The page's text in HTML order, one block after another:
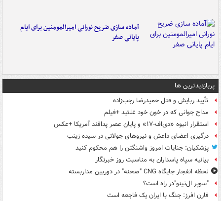
آماده سازی ضریح نورانی امیرالمومنین برای ایام
پایانی صفر
پربازدیدترین ها
تأیید ربایش و قتل حمیدرضا رجب‌زاده
مداح جوانی که در خون خود غلتید +فیلم
استقرار انبوه «دی‌اف‑۱۷» و پایان عصر پدافند آمریکا +عکس
درگیری اعضای داعش و نیروهای جولانی در سیده زینب
پزشکیان: جنایات امروز واشنگتن را هم محکوم کنید
بیانیه سپاه پاسداران به مناسبت روز خبرنگار
لحظه انفجار جایگاه CNG "صحنه" در دوربین مداربسته
"سوپر ال‌نینو"در راه است؟
فارن افرز: جنگ با ایران یک فاجعه است